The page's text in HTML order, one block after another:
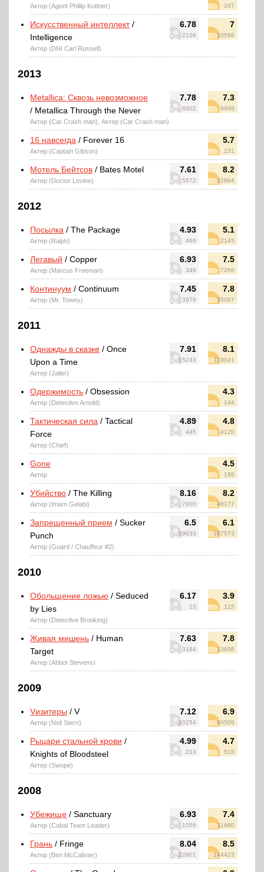
207
Актер (Agent Phillip Kuttner)
6.78
2106
7
10586
Искусственный интеллект/
Intelligence
Актер (DNI Carl Russell)
2013
7.78
6902
7.3
9999
Metallica: Сквозь невозможное
/ Metallica Through the Never
Актер (Car Crash man), Актер (Car Crash man)
5.7
231
16 навсегда / Forever 16
Актер (Captain Gibson)
7.61
5572
8.2
32864
Мотель Бейтсов / Bates Motel
Актер (Doctor Levine)
2012
4.93
466
5.1
2145
Посылка / The Package
Актер (Ralph)
6.93
349
7.5
7266
Легавый / Copper
Актер (Marcus Freeman)
7.45
3978
7.8
35067
Континуум / Continuum
Актер (Mr. Towey)
2011
7.91
15243
8.1
119041
Однажды в сказке / Once
Upon a Time
Актер (Jailer)
4.3
144
Одержимость / Obsession
Актер (Detective Arnold)
4.89
445
4.8
4120
Тактическая сила / Tactical
Force
Актер (Chief)
4.5
188
Gone
Актер
8.16
7600
8.2
48177
Убийство / The Killing
Актер (Imam Gelabi)
6.5
59633
6.1
167573
Запрещенный прием / Sucker
Punch
Актер (Guard / Chauffeur #2)
2010
6.17
13
3.9
125
Обольщение ложью / Seduced
by Lies
Актер (Detective Brooking)
7.63
3184
7.8
13698
Живая мишень / Human
Target
Актер (Abbot Stevens)
2009
7.12
10254
6.9
40509
Vизитеры / V
Актер (Neil Stern)
4.99
213
4.7
518
Рыцари стальной крови /
Knights of Bloodsteel
Актер (Swope)
2008
6.93
1056
7.4
11680
Убежище / Sanctuary
Актер (Cabal Team Leader)
8.04
22801
8.5
144423
Грань / Fringe
Актер (Ben McCalister)